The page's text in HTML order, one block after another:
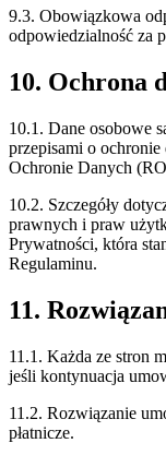
9.3. Obowiązkowa
odpowiedzialność za
10. Ochrona
10.1. Dane osobowe
przepisami o
Ochronie Danych
10.2. Szczegóły
prawnych i praw
Prywatności, która
Regulaminu.
11.
11.1. Każda ze stron
jeśli kontynuacja
11.2. Rozwiązanie
płatnicze.